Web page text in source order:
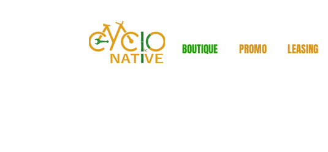
BOUTIQUE PROMO LEASING